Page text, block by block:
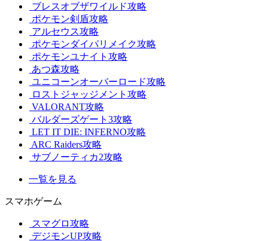
ブレスオブザワイルド攻略
ポケモン剣盾攻略
アルセウス攻略
ポケモンダイパリメイク攻略
ポケモンユナイト攻略
あつ森攻略
ユニコーンオーバーロード攻略
ロストジャッジメント攻略
VALORANT攻略
バルダーズゲート3攻略
LET IT DIE: INFERNO攻略
ARC Raiders攻略
サブノーティカ2攻略
一覧を見る
スマホゲーム
スマグロ攻略
デジモンUP攻略